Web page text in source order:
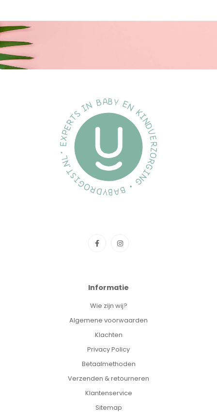
Informatie
Wie zijn wij?
Algemene voorwaarden
Klachten
Privacy Policy
Betaalmethoden
Verzenden & retourneren
Klantenservice
Sitemap